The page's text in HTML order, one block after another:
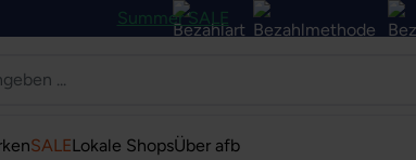
Summer SALE
SALELokale ShopsÜber afb